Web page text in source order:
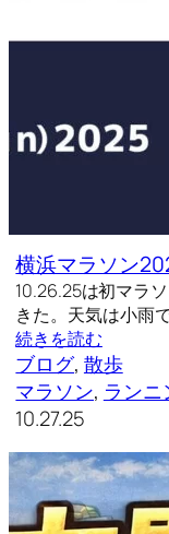
横浜マラソン
10.26.25は初マラ
きた。天気は小雨
続きを読む
ブログ, 散歩
マラソン, ランニ
10.27.25